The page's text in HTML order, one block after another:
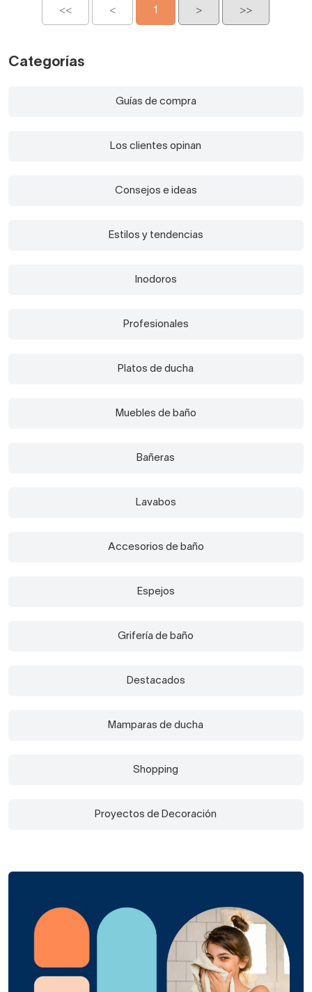
<< < 1 > >>
Categorías
Guías de compra
Los clientes opinan
Consejos e ideas
Estilos y tendencias
Inodoros
Profesionales
Platos de ducha
Muebles de baño
Bañeras
Lavabos
Accesorios de baño
Espejos
Grifería de baño
Destacados
Mamparas de ducha
Shopping
Proyectos de Decoración